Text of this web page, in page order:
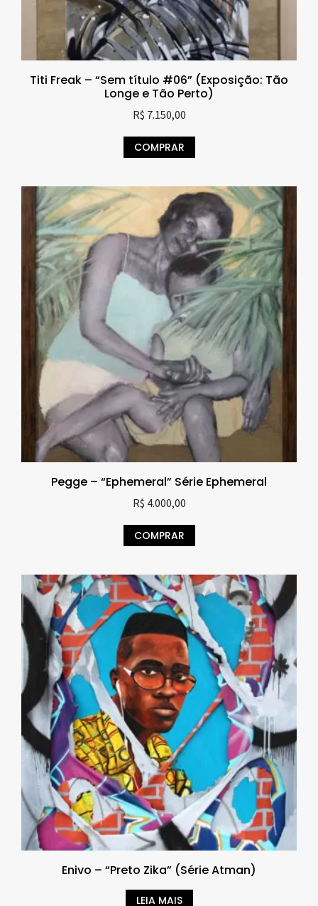
Titi Freak – “Sem título #06” (Exposição: Tão
Longe e Tão Perto)
R$ 7.150,00
COMPRAR
Pegge – “Ephemeral” Série Ephemeral
R$ 4.000,00
COMPRAR
Enivo – “Preto Zika” (Série Atman)
LEIA MAIS